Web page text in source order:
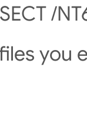
/
you